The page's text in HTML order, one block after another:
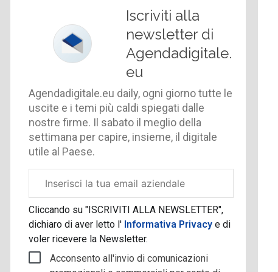
Iscriviti alla
newsletter di
Agendadigitale.
eu
Agendadigitale.eu daily, ogni giorno tutte le
uscite e i temi più caldi spiegati dalle
nostre firme. Il sabato il meglio della
settimana per capire, insieme, il digitale
utile al Paese.
aziendale
Cliccando su "ISCRIVITI ALLA NEWSLETTER",
dichiaro di aver letto l' Informativa Privacye di
voler ricevere la Newsletter.
Acconsento all'invio di comunicazioni